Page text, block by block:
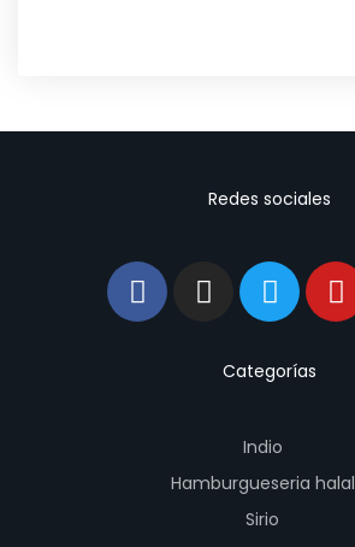
Redes sociales
Categorías
Indio
Hamburgueseria halal
Sirio